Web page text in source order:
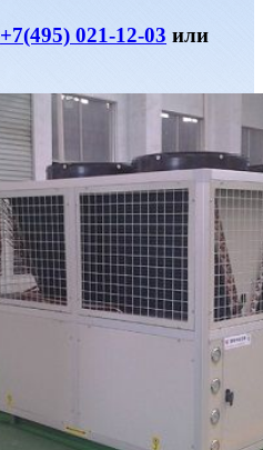
+7(495) 021-12-03 или